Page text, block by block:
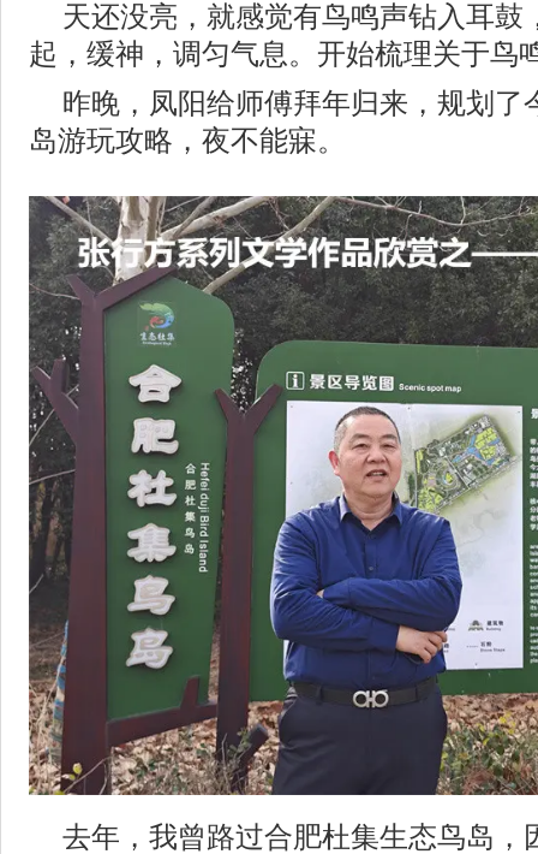
天还没亮，就感觉有鸟鸣声钻入耳鼓
起，缓神，调匀气息。开始梳理关于鸟
昨晚，凤阳给师傅拜年归来，规划了
岛游玩攻略，夜不能寐。
去年，我曾路过合肥杜集生态鸟岛，